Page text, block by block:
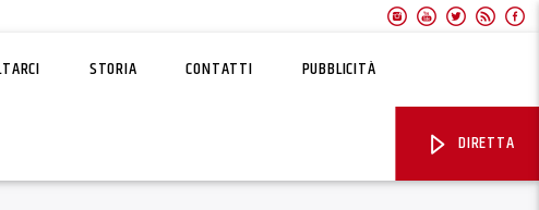
STORIA CONTATTI PUBBLICITÀ
DIRETTA